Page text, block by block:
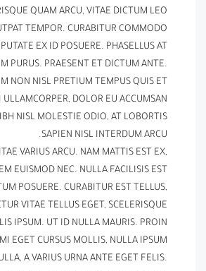
QUAM ARCU, VITAE DICTUM LEO
TEMPOR. CURABITUR COMMODO
EX ID POSUERE. PHASELLUS AT
PURUS. PRAESENT ET DICTUM ANTE.
NON NISL PRETIUM TEMPUS QUIS ET
DOLOR EU ACCUMSAN
NISL MOLESTIE ODIO, AT LOBORTIS
SAPIEN NISL INTERDUM ARCU.
VARIUS ARCU. NAM MATTIS EST EX,
EUISMOD NEC. NULLA FACILISIS EST
POSUERE. CURABITUR EST TELLUS,
VITAE TELLUS EGET, SCELERISQUE
IPSUM. UT ID NULLA MAURIS. PROIN
EGET CURSUS MOLLIS, NULLA IPSUM
A VARIUS URNA ANTE EGET FELIS.